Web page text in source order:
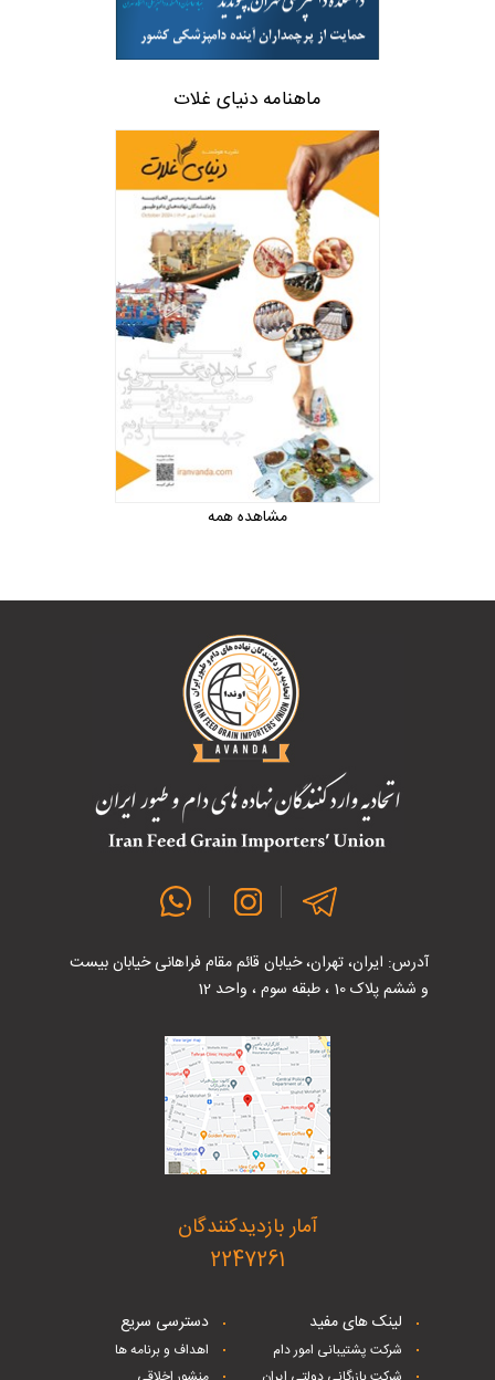
ماهنامه دنیای غلات
مشاهده همه
آدرس: ایران، تهران، خیابان قائم مقام فراهانی خیابان بیست
و ششم پلاک 10 ، طبقه سوم ، واحد 12
آمار بازدیدکنندگان
2247261
لینک های مفید
شرکت پشتیبانی امور دام
دسترسی سریع
اهداف و برنامه ها